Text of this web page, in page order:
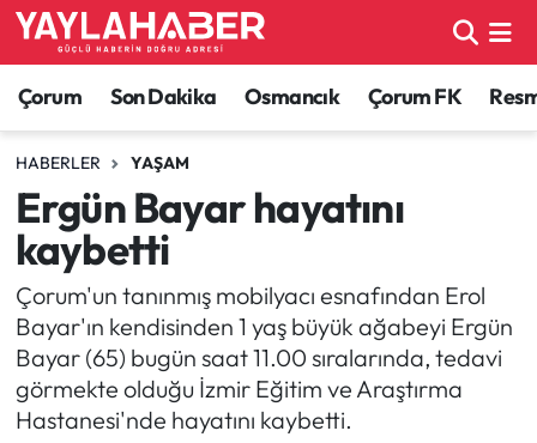
Çorum Son Dakika Osmancık Çorum FK
HABERLER YAŞAM
Ergün Bayar hayatını
kaybetti
Çorum'un tanınmış mobilyacı esnafından Erol
Bayar'ın kendisinden 1 yaş büyük ağabeyi Ergün
Bayar (65) bugün saat 11.00 sıralarında, tedavi
görmekte olduğu İzmir Eğitim ve Araştırma
Hastanesi'nde hayatını kaybetti.
Alaca Haberleri
Bayat Haberleri
Bilgi - Keşfet Haberleri
Bilim ve Teknoloji
Boğazkale Haberleri
Çorum Haberleri
Çorum Nöbetçi Eczaneler
Çorum Hava Durumu
Çorum Namaz Vakitleri
Çorum Trafik Yoğunluk Haritası
TFF 1.Lig Puan Durumu ve Fikstür
Tüm Manşetler